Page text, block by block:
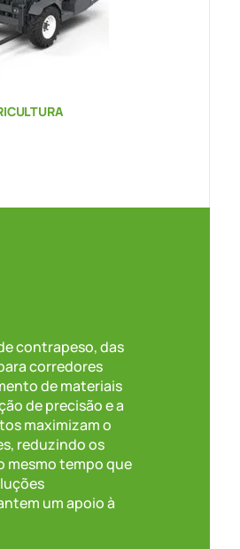
contrapeso, das
corredores
de materiais
de precisão e a
maximizam o
reduzindo os
mesmo tempo que
um apoio à